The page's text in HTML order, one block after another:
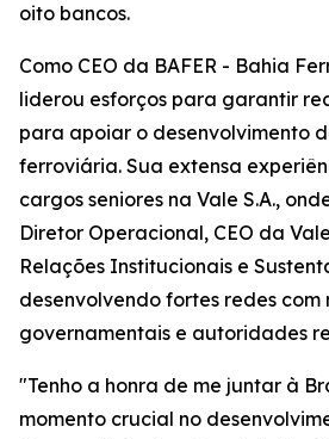
oito bancos.
Como CEO da BAFER - Bahia
liderou esforços para garantir
para apoiar o desenvolvimento
ferroviária. Sua extensa
cargos seniores na Vale S.A.,
Diretor Operacional, CEO da
Relações Institucionais e
desenvolvendo fortes redes com
governamentais e autoridades
"Tenho a honra de me juntar à
momento crucial no